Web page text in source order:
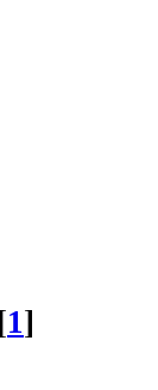
[1]